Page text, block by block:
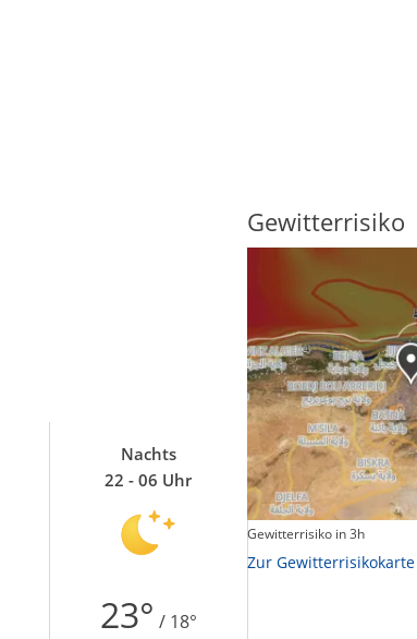
Nachts
22 - 06 Uhr
23° / 18°
Gewitterrisiko
Gewitterrisiko in 3h
Zur Gewitterrisikokarte